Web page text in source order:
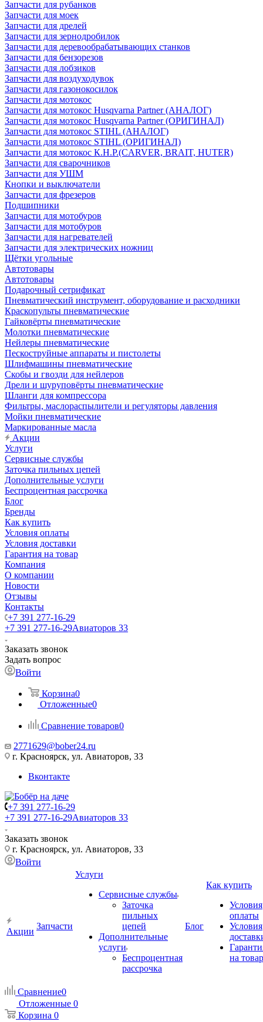
Запчасти для рубанков
Запчасти для моек
Запчасти для дрелей
Запчасти для зернодробилок
Запчасти для деревообрабатывающих станков
Запчасти для бензорезов
Запчасти для лобзиков
Запчасти для воздуходувок
Запчасти для газонокосилок
Запчасти для мотокос
Запчасти для мотокос Husqvarna Partner (АНАЛОГ)
Запчасти для мотокос Husqvarna Partner (ОРИГИНАЛ)
Запчасти для мотокос STIHL (АНАЛОГ)
Запчасти для мотокос STIHL (ОРИГИНАЛ)
Запчасти для мотокос К.Н.Р.(CARVER, BRAIT, HUTER)
Запчасти для сварочников
Запчасти для УШМ
Кнопки и выключатели
Запчасти для фрезеров
Подшипники
Запчасти для мотобуров
Запчасти для мотобуров
Запчасти для нагревателей
Запчасти для электрических ножниц
Щётки угольные
Автотовары
Автотовары
Подарочный сетрификат
Пневматический инструмент, оборудование и расходники
Краскопульты пневматические
Гайковёрты пневматические
Молотки пневматические
Нейлеры пневматические
Пескоструйные аппараты и пистолеты
Шлифмашины пневматические
Скобы и гвозди для нейлеров
Дрели и шуруповёрты пневматические
Шланги для компрессора
Фильтры, маслораспылители и регуляторы давления
Мойки пневматические
Маркированные масла
Акции
Услуги
Сервисные службы
Заточка пильных цепей
Дополнительные услуги
Беспроцентная рассрочка
Блог
Бренды
Как купить
Условия оплаты
Условия доставки
Гарантия на товар
Компания
О компании
Новости
Отзывы
Контакты
+7 391 277-16-29
+7 391 277-16-29Авиаторов 33
Заказать звонок
Задать вопрос
Войти
Корзина0
Отложенные0
Сравнение товаров0
2771629@bober24.ru
г. Красноярск, ул. Авиаторов, 33
Вконтакте
+7 391 277-16-29
+7 391 277-16-29Авиаторов 33
Заказать звонок
г. Красноярск, ул. Авиаторов, 33
Войти
Акции
Запчасти
Услуги
Сервисные службы
Заточка
пильных
цепей
Дополнительные
услуги
Беспроцентная
рассрочка
Блог
Как купить
Условия
оплаты
Условия
на товар
Сравнение0
Отложенные 0
Корзина 0